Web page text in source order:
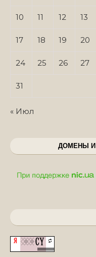
10 11 12 13
17 18 19 20
24 25 26 27
31
« Июл
ДОМЕНЫ И